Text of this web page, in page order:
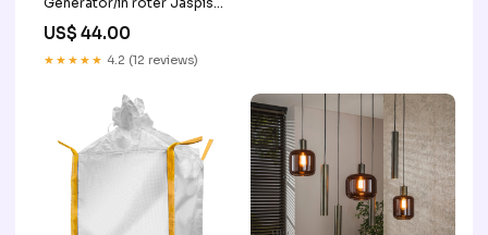
US$ 44.00
★★★★★ 4.2 (12 reviews)